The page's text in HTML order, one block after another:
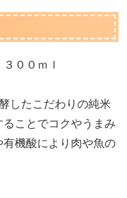
００ｍｌ
したこだわりの純米
ことでコクやうまみ
機酸により肉や魚の